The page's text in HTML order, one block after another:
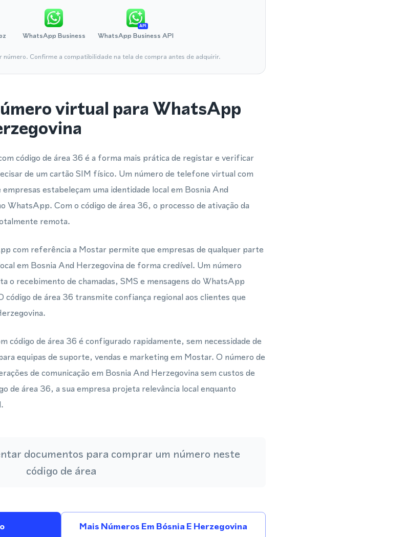
WhatsApp Business
API
WhatsApp Business API
número. Confirme a compatibilidade na tela de compra antes de adquirir.
virtual para WhatsApp
código de área 36 é a forma mais prática de registar e verificar
de um cartão SIM físico. Um número de telefone virtual com
estabeleçam uma identidade local em Bosnia And
WhatsApp. Com o código de área 36, o processo de ativação da
remota.
com referência a Mostar permite que empresas de qualquer parte
em Bosnia And Herzegovina de forma credível. Um número
o recebimento de chamadas, SMS e mensagens do WhatsApp
código de área 36 transmite confiança regional aos clientes que
código de área 36 é configurado rapidamente, sem necessidade de
equipas de suporte, vendas e marketing em Mostar. O número de
de comunicação em Bosnia And Herzegovina sem custos de
de área 36, a sua empresa projeta relevância local enquanto
documentos para comprar um número neste
código de área
Mais Números Em Bósnia E Herzegovina